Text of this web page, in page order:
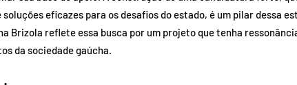
eficazes para os desafios do estado, é um pilar dessa
Brizola reflete essa busca por um projeto que tenha
da sociedade gaúcha.